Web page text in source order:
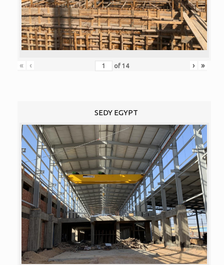
« ‹ of 14 › »
SEDY EGYPT